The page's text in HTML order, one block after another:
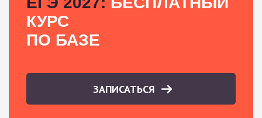
КУРС
ПО БАЗЕ
ЗАПИСАТЬСЯ